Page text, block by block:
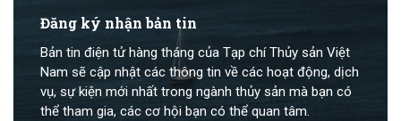
Đăng ký nhận bản tin
Bản tin điện tử hàng tháng của Tạp chí Thủy sản Việt
Nam sẽ cập nhật các thông tin về các hoạt động, dịch
vụ, sự kiện mới nhất trong ngành thủy sản mà bạn có
thể tham gia, các cơ hội bạn có thể quan tâm.